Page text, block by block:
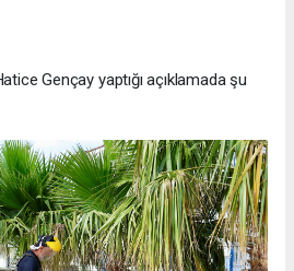
Gençay yaptığı açıklamada şu